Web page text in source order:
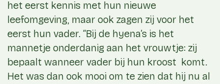
het eerst kennis met hun nieuwe
leefomgeving, maar ook zagen zij voor het
eerst hun vader. “Bij de hyena’s is het
mannetje onderdanig aan het vrouwtje: zij
bepaalt wanneer vader bij hun kroost komt.
Het was dan ook mooi om te zien dat hij nu al